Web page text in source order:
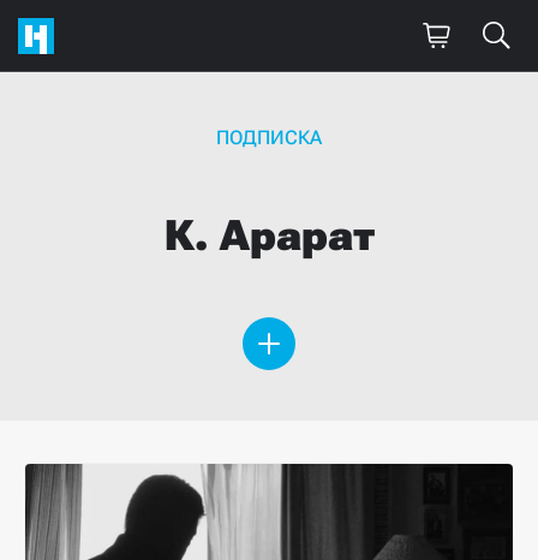
ПОДПИСКА
К. Арарат